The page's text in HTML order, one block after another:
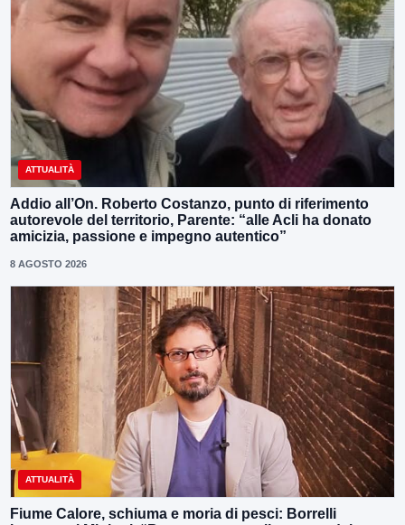
ATTUALITÀ
Addio all’On. Roberto Costanzo, punto di riferimento
autorevole del territorio, Parente: “alle Acli ha donato
amicizia, passione e impegno autentico”
8 AGOSTO 2026
ATTUALITÀ
Fiume Calore, schiuma e moria di pesci: Borrelli